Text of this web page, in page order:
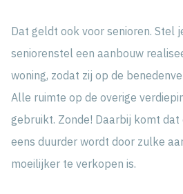
Dat geldt ook voor senioren. Stel
seniorenstel een aanbouw
woning, zodat zij op de
Alle ruimte op de overige
gebruikt. Zonde! Daarbij komt dat
eens duurder wordt door zulke
moeilijker te verkopen is.